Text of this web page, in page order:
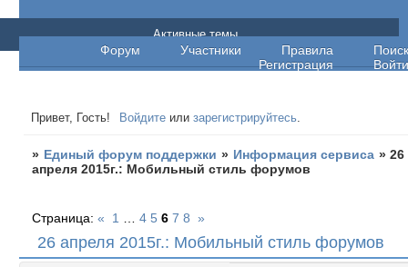
Единый форум поддержки
Форум Участники Правила
Поиск
Регистрация
Войти
Активные темы
Привет, Гость! Войдите илизарегистрируйтесь.
» Единый форум поддержки » Информация сервиса »26
апреля 2015г.: Мобильный стиль форумов
26 апреля 2015г.: Мобильный стиль форумов
Страница:« 1 4 5 6 7 8 »